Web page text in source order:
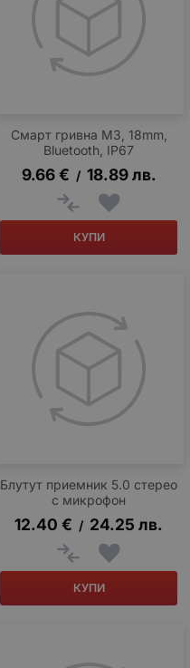
Смарт гривна M3, 18mm,
Bluetooth, IP67
9.66 € / 18.89 лв.
КУПИ
Блутут приемник 5.0 стерео
с микрофон
12.40 € / 24.25 лв.
КУПИ